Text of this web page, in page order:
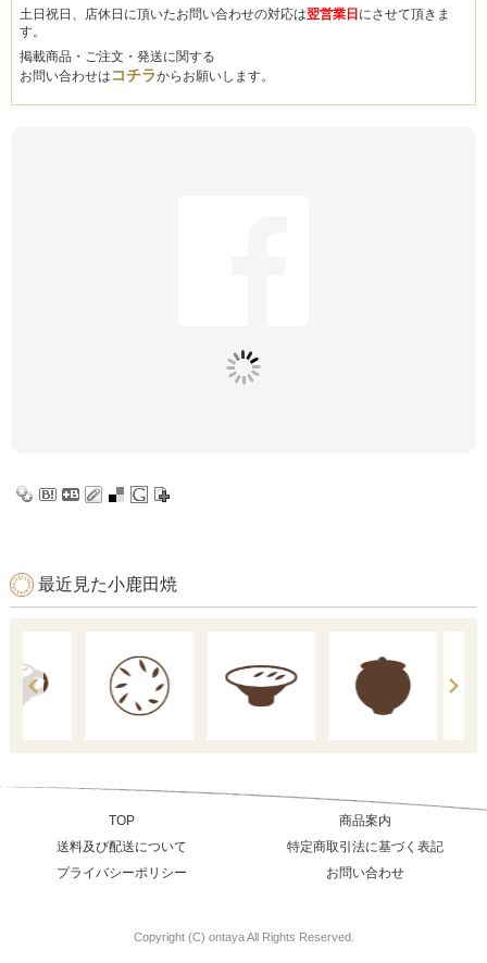
土日祝日、店休日に頂いたお問い合わせの対応は翌営業日 にさせて頂きま
す。
掲載商品・ご注文・発送に関する
お問い合わせは コチラからお願いします。
最近見た小鹿田焼
TOP
商品案内
送料及び配送について
特定商取引法に基づく表記
プライバシーポリシー
お問い合わせ
Copyright (C) ontaya All Rights Reserved.